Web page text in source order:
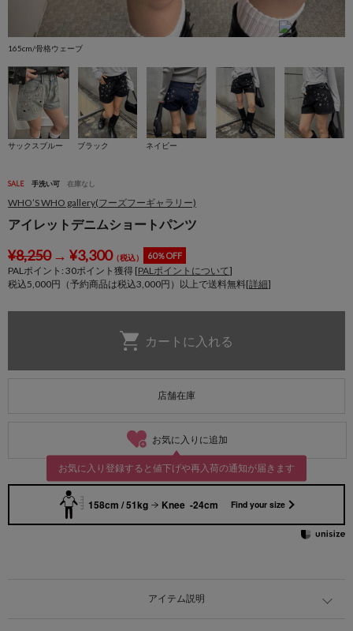
165cm/骨格ウェーブ
サックスブルー ブラック ネイビー
SALE 手洗い可 在庫なし
WHO’S WHO gallery(フーズフーギャラリー)
アイレットデニムショートパンツ
¥8,250→ ¥3,300（税込） 60％OFF
PALポイント: 30ポイント獲得 [PALポイントについて]
税込5,000円（予約商品は税込3,000円）以上で送料無料[詳細]
店舗在庫
お気に入りに追加
お気に入り登録すると値下げや再入荷の通知が届きます
158cm / 51kg Knee -24cm Find your size
アイテム説明